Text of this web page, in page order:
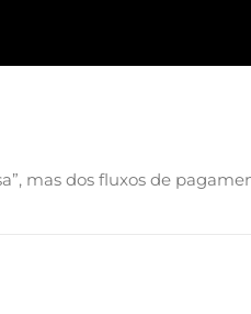
mas dos fluxos de